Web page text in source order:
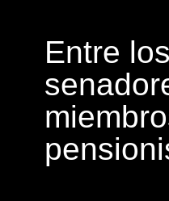
Entre